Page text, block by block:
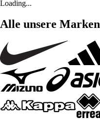
Loading...
Alle unsere Marken